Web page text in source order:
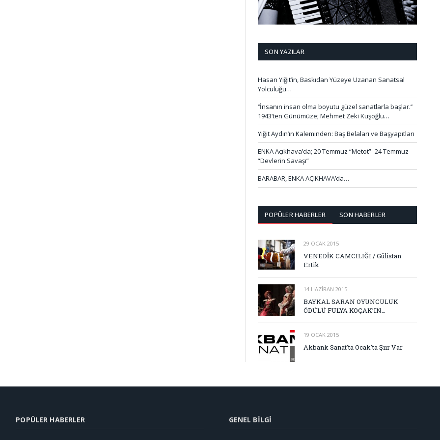
SON YAZILAR
Hasan Yiğit’in, Baskıdan Yüzeye Uzanan Sanatsal
Yolculuğu…
‘’İnsanın insan olma boyutu güzel sanatlarla başlar.’’
1943’ten Günümüze; Mehmet Zeki Kuşoğlu…
Yiğit Aydın’ın Kaleminden: Baş Belaları ve Başyapıtları
ENKA Açıkhava’da; 20 Temmuz “Metot”- 24 Temmuz
“Devlerin Savaşı”
BARABAR, ENKA AÇIKHAVA’da…
POPÜLER HABERLER SON HABERLER
29 OCAK 2015
VENEDİK CAMCILIĞI / Gülistan
Ertik
14 HAZIRAN 2015
BAYKAL SARAN OYUNCULUK
ÖDÜLÜ FULYA KOÇAK’IN…
19 OCAK 2015
Akbank Sanat’ta Ocak’ta Şiir Var
POPÜLER HABERLER GENEL BILGI